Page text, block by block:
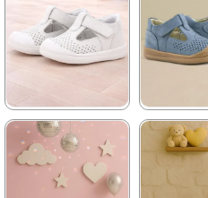
★ ★ ★ ★
1.399,90 ₺
2.399,90 ₺
★ ★ ★
2.399,90 ₺